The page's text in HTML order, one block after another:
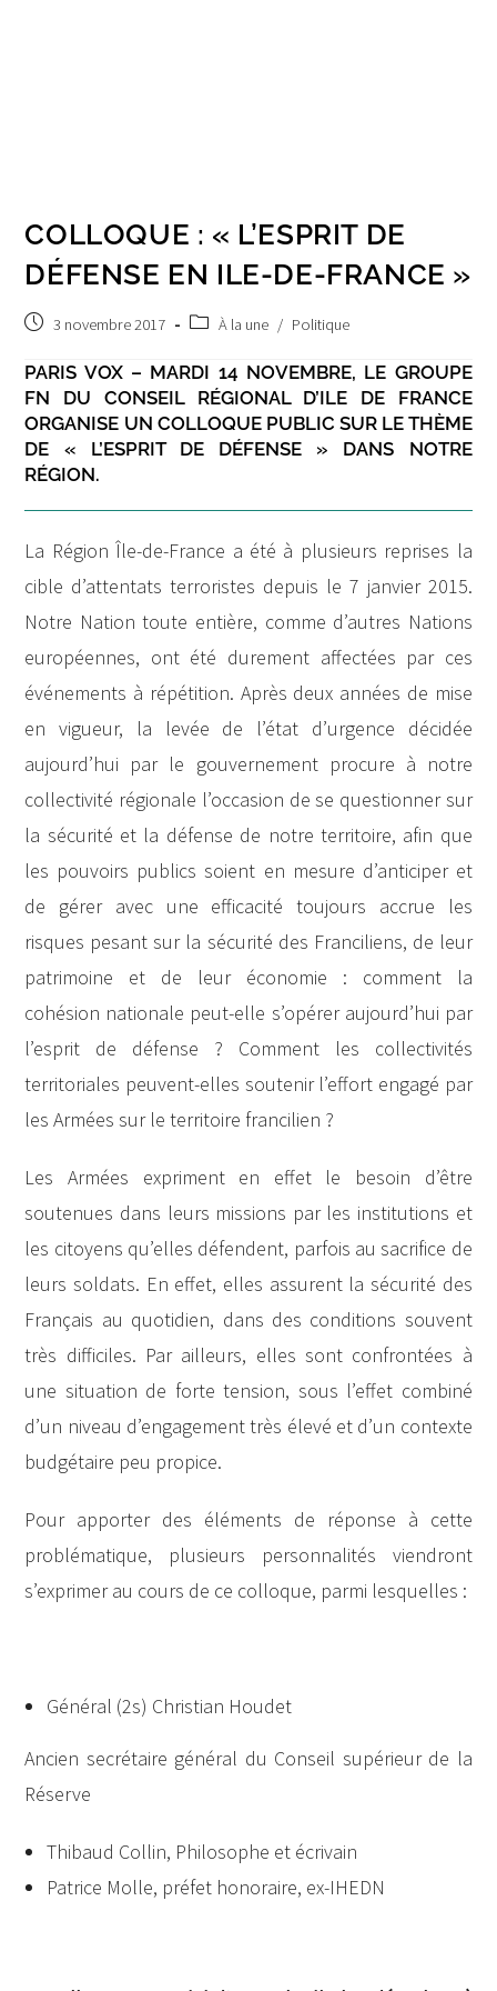
COLLOQUE : « L’ESPRIT DE
DÉFENSE EN ILE-DE-FRANCE »
Publication
3 novembre 2017
PostÀ la une / Politique
PARIS VOX – MARDI 14 NOVEMBRE, LE GROUPE
FN DU CONSEIL RÉGIONAL D’ILE DE FRANCE
ORGANISE UN COLLOQUE PUBLIC SUR LE THÈME
DE « L’ESPRIT DE DÉFENSE » DANS NOTRE
RÉGION.
La Région Île-de-France a été à plusieurs reprises la
cible d’attentats terroristes depuis le 7 janvier 2015.
Notre Nation toute entière, comme d’autres Nations
européennes, ont été durement affectées par ces
événements à répétition. Après deux années de mise
en vigueur, la levée de l’état d’urgence décidée
aujourd’hui par le gouvernement procure à notre
collectivité régionale l’occasion de se questionner sur
la sécurité et la défense de notre territoire, afin que
les pouvoirs publics soient en mesure d’anticiper et
de gérer avec une efficacité toujours accrue les
risques pesant sur la sécurité des Franciliens, de leur
patrimoine et de leur économie : comment la
cohésion nationale peut-elle s’opérer aujourd’hui par
l’esprit de défense ? Comment les collectivités
territoriales peuvent-elles soutenir l’effort engagé par
les Armées sur le territoire francilien ?
Les Armées expriment en effet le besoin d’être
soutenues dans leurs missions par les institutions et
les citoyens qu’elles défendent, parfois au sacrifice de
leurs soldats. En effet, elles assurent la sécurité des
Français au quotidien, dans des conditions souvent
très difficiles. Par ailleurs, elles sont confrontées à
une situation de forte tension, sous l’effet combiné
d’un niveau d’engagement très élevé et d’un contexte
budgétaire peu propice.
Pour apporter des éléments de réponse à cette
problématique, plusieurs personnalités viendront
s’exprimer au cours de ce colloque, parmi lesquelles :
Général (2s) Christian Houdet
Ancien secrétaire général du Conseil supérieur de la
Réserve
Thibaud Collin, Philosophe et écrivain
Patrice Molle, préfet honoraire, ex-IHEDN